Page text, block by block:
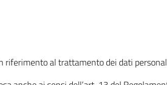
riferimento al trattamento dei dati